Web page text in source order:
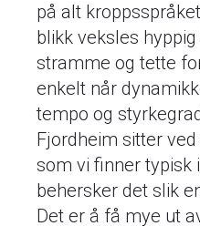
på alt
blikk veksles
stramme og tette
enkelt når
tempo og
Fjordheim sitter
som vi finner typisk
behersker det slik
Det er å få mye ut